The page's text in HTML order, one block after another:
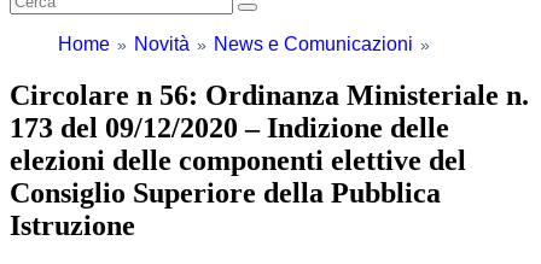
Home Novità News e Comunicazioni
Circolare n 56: Ordinanza Ministeriale n.
173 del 09/12/2020 – Indizione delle
elezioni delle componenti elettive del
Consiglio Superiore della Pubblica
Istruzione